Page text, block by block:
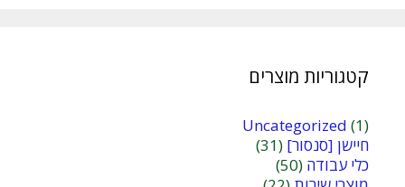
קטגוריות מוצרים
Uncategorized (1)
חיישן [סנסור] (31)
כלי עבודה (50)